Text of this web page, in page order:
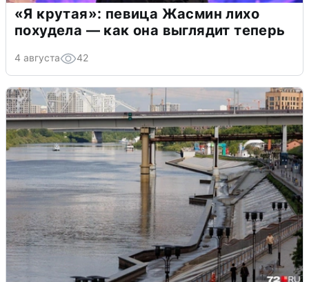
«Я крутая»: певица Жасмин лихо
похудела — как она выглядит теперь
4 августа 42